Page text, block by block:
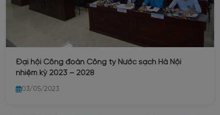
Đại hội Công đoàn Công ty Nước sạch Hà Nội
nhiệm kỳ 2023 – 2028
03/05/2023